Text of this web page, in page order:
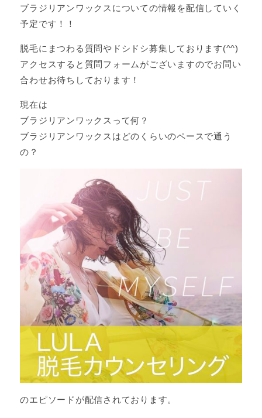
ブラジリアンワックスについての情報を配信していく
予定です！！
脱毛にまつわる質問やドシドシ募集しております(^^)
アクセスすると質問フォームがございますのでお問い
合わせお待ちしております！
現在は
ブラジリアンワックスって何？
ブラジリアンワックスはどのくらいのペースで通う
の？
のエピソードが配信されております。